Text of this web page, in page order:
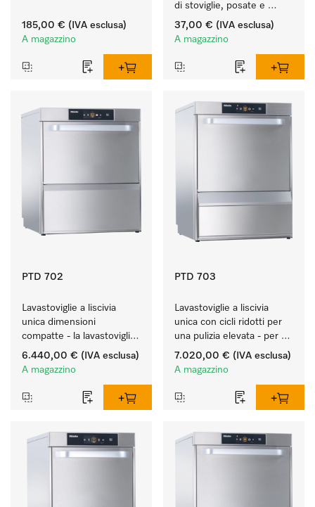
185,00 € (IVA esclusa)
A magazzino
di stoviglie, posate e
bicchieri molto sporchi.
37,00 € (IVA esclusa)
A magazzino
PTD 702
Lavastoviglie a liscivia
unica dimensioni
compatte - la lavastoviglie
per bistro da 60 cm.
6.440,00 € (IVA esclusa)
A magazzino
PTD 703
Lavastoviglie a liscivia
unica con cicli ridotti per
una pulizia elevata - per
l'uso universale.
7.020,00 € (IVA esclusa)
A magazzino